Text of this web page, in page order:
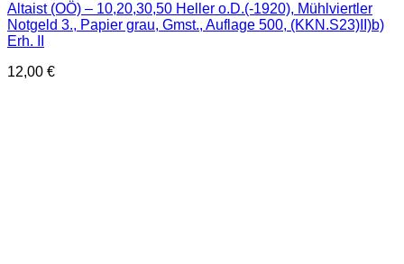
Altaist (OÖ) – 10,20,30,50 Heller o.D.(-1920), Mühlviertler
Notgeld 3., Papier grau, Gmst., Auflage 500, (KKN.S23)II)b)
Erh. II
12,00 €